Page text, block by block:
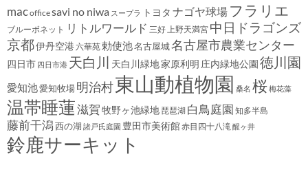
macofficesavi no niwa スープラ トヨタ ナゴヤ球場 フラリエ
ブルーボネット リトルワールド 三好 上野天満宮 中日ドラゴンズ
京都伊丹空港 六華苑勅使池名古屋城名古屋市農業センター
四日市 四日市港 天白川 天白川緑地家原利明 庄内緑地公園徳川園
愛知池愛知牧場明治村東山動植物園 桑名 桜梅花藻
温帯睡蓮滋賀牧野ヶ池緑地 琵琶湖 白鳥庭園 知多半島
藤前干潟西の湖 諸戸氏庭園 豊田市美術館赤目四十八滝 醒ヶ井
鈴鹿サーキット